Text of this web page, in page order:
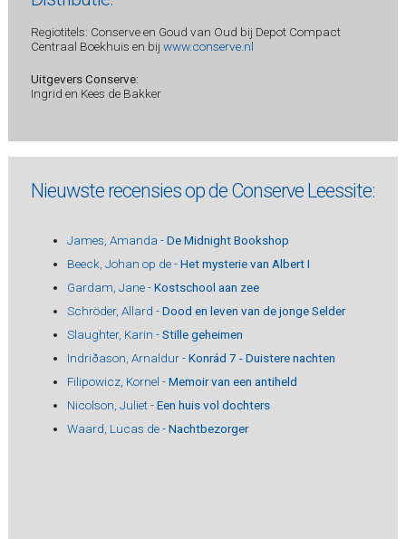
Regiotitels: Conserve en Goud van Oud bij Depot Compact
Centraal Boekhuis en bij www.conserve.nl
Uitgevers Conserve:
Ingrid en Kees de Bakker
Nieuwste recensies op de Conserve Leessite:
James, Amanda -De Midnight Bookshop
Beeck, Johan op de -Het mysterie van Albert I
Gardam, Jane -Kostschool aan zee
Schröder, Allard -Dood en leven van de jonge Selder
Slaughter, Karin -Stille geheimen
Indriðason, Arnaldur -Konrád 7 - Duistere nachten
Filipowicz, Kornel -Memoir van een antiheld
Nicolson, Juliet -Een huis vol dochters
Waard, Lucas de -Nachtbezorger